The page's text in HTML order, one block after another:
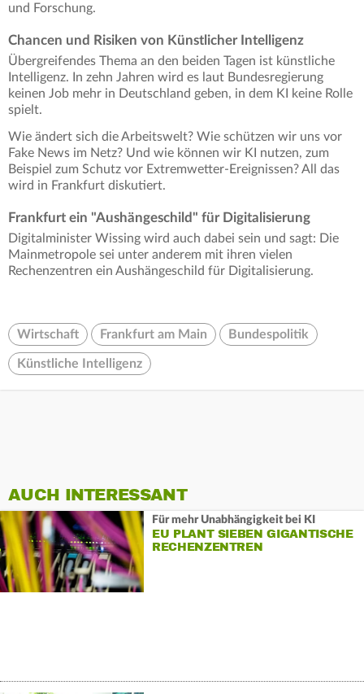
und Forschung.
Chancen und Risiken von Künstlicher Intelligenz
Übergreifendes Thema an den beiden Tagen ist künstliche
Intelligenz. In zehn Jahren wird es laut Bundesregierung
keinen Job mehr in Deutschland geben, in dem KI keine Rolle
spielt.
Wie ändert sich die Arbeitswelt? Wie schützen wir uns vor
Fake News im Netz? Und wie können wir KI nutzen, zum
Beispiel zum Schutz vor Extremwetter-Ereignissen? All das
wird in Frankfurt diskutiert.
Frankfurt ein "Aushängeschild" für Digitalisierung
Digitalminister Wissing wird auch dabei sein und sagt: Die
Mainmetropole sei unter anderem mit ihren vielen
Rechenzentren ein Aushängeschild für Digitalisierung.
Wirtschaft Frankfurt am Main Bundespolitik
Künstliche Intelligenz
AUCH INTERESSANT
Für mehr Unabhängigkeit bei KI
EU PLANT SIEBEN GIGANTISCHE
RECHENZENTREN